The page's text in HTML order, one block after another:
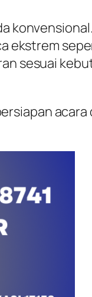
ekstrem
sesuai